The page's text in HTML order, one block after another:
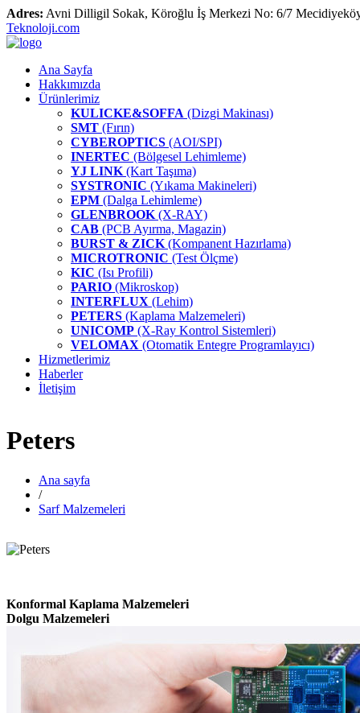
Adres: Avni Dilligil Sokak, Köroğlu İş Merkezi No: 6/7
Teknoloji.com
Ana Sayfa
Hakkımızda
Ürünlerimiz
KULICKE&SOFFA (Dizgi Makinası)
SMT (Fırın)
CYBEROPTICS (AOI/SPI)
INERTEC (Bölgesel Lehimleme)
YJ LINK (Kart Taşıma)
SYSTRONIC (Yıkama Makineleri)
EPM (Dalga Lehimleme)
GLENBROOK (X-RAY)
CAB (PCB Ayırma, Magazin)
BURST & ZICK (Kompanent Hazırlama)
MICROTRONIC (Test Ölçme)
KIC (Isı Profili)
PARIO (Mikroskop)
INTERFLUX (Lehim)
PETERS (Kaplama Malzemeleri)
UNICOMP (X-Ray Kontrol Sistemleri)
VELOMAX (Otomatik Entegre Programlayıcı)
Hizmetlerimiz
Haberler
İletişim
Peters
Ana sayfa
/
Sarf Malzemeleri
Konformal Kaplama Malzemeleri
Dolgu Malzemeleri